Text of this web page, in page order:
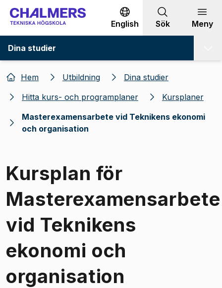
Gå till innehållet
English Sök Meny
Dina studier
Hem Utbildning
Dina studier
Hitta kurs- och programplaner
Kursplaner
Masterexamensarbete vid Teknikens ekonomi
och organisation
Kursplan för
Masterexamensarbete
vid Teknikens
ekonomi och
organisation